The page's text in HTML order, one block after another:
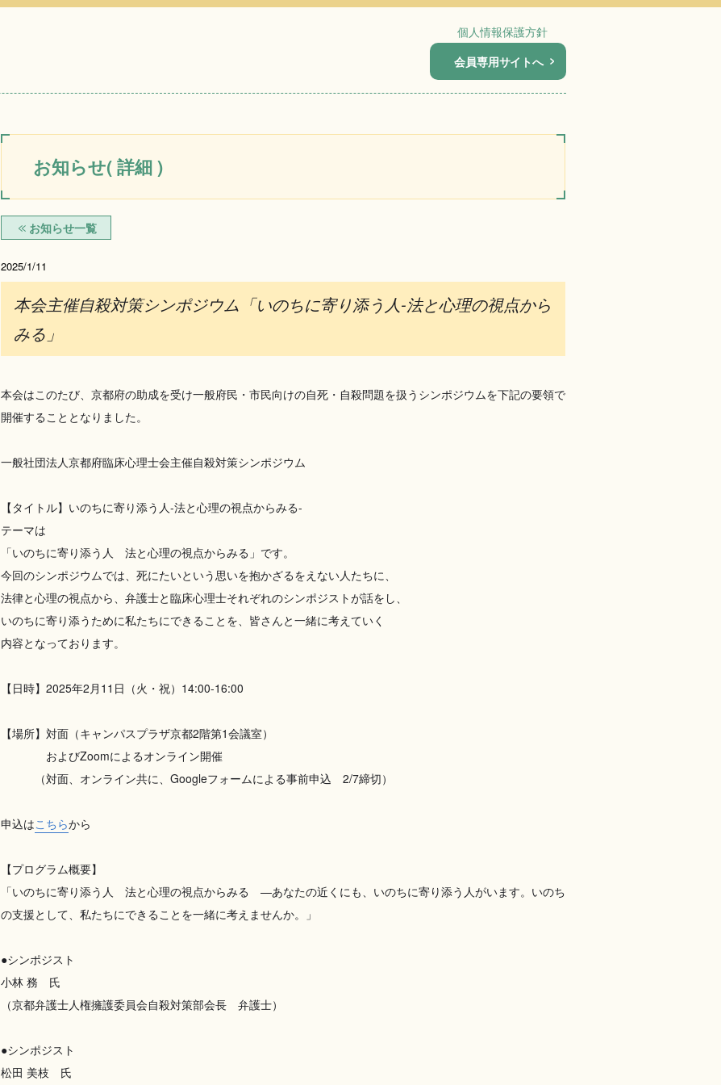
個人情報保護方針
会員専用サイトへ
お知らせ( 詳細 )
お知らせ一覧
2025/1/11
本会主催自殺対策シンポジウム「いのちに寄り添う人-法と心理の視点から
みる」
本会はこのたび、京都府の助成を受け一般府民・市民向けの自死・自殺問題を扱うシンポジウムを下記の要領で
開催することとなりました。
一般社団法人京都府臨床心理士会主催自殺対策シンポジウム
【タイトル】いのちに寄り添う人-法と心理の視点からみる-
テーマは
「いのちに寄り添う人 法と心理の視点からみる」です。
今回のシンポジウムでは、死にたいという思いを抱かざるをえない人たちに、
法律と心理の視点から、弁護士と臨床心理士それぞれのシンポジストが話をし、
いのちに寄り添うために私たちにできることを、皆さんと一緒に考えていく
内容となっております。
【日時】2025年2月11日（火・祝）14:00-16:00
【場所】対面（キャンパスプラザ京都2階第1会議室）
およびZoomによるオンライン開催
（対面、オンライン共に、Googleフォームによる事前申込 2/7締切）
申込はこちらから
【プログラム概要】
「いのちに寄り添う人 法と心理の視点からみる —あなたの近くにも、いのちに寄り添う人がいます。いのち
の支援として、私たちにできることを一緒に考えませんか。」
●シンポジスト
小林 務 氏
（京都弁護士人権擁護委員会自殺対策部会長 弁護士）
●シンポジスト
松田 美枝 氏